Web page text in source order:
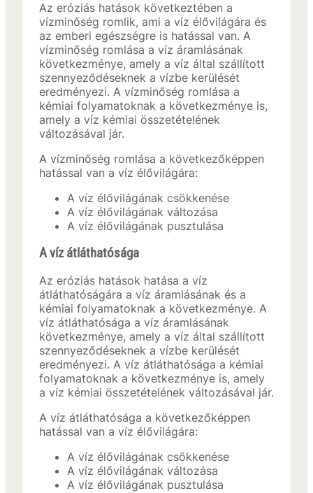
Az eróziás hatások következtében a
vízminőség romlik, ami a víz élővilágára és
az emberi egészségre is hatással van. A
vízminőség romlása a víz áramlásának
következménye, amely a víz által szállított
szennyeződéseknek a vízbe kerülését
eredményezi. A vízminőség romlása a
kémiai folyamatoknak a következménye is,
amely a víz kémiai összetételének
változásával jár.
A vízminőség romlása a következőképpen
hatással van a víz élővilágára:
A víz élővilágának csökkenése
A víz élővilágának változása
A víz élővilágának pusztulása
A víz átláthatósága
Az eróziás hatások hatása a víz
átláthatóságára a víz áramlásának és a
kémiai folyamatoknak a következménye. A
víz átláthatósága a víz áramlásának
következménye, amely a víz által szállított
szennyeződéseknek a vízbe kerülését
eredményezi. A víz átláthatósága a kémiai
folyamatoknak a következménye is, amely
a víz kémiai összetételének változásával jár.
A víz átláthatósága a következőképpen
hatással van a víz élővilágára:
A víz élővilágának csökkenése
A víz élővilágának változása
A víz élővilágának pusztulása